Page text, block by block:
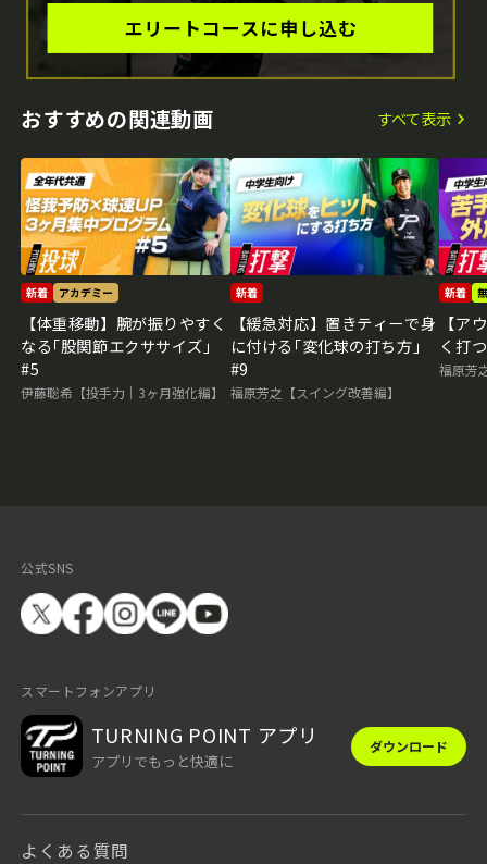
おすすめの関連動画 すべて表示
新着 アカデミー
【体重移動】腕が振りやすく
なる｢股関節エクササイズ｣
#5
伊藤聡希【投手力｜3ヶ月強化編】
新着
【緩急対応】置きティーで身
に付ける｢変化球の打ち方｣
#9
福原芳之【スイング改善編】
新着
【ア
く打
福原芳
公式SNS
スマートフォンアプリ
TURNING POINT アプリ
アプリでもっと快適に
ダウンロード
よくある質問